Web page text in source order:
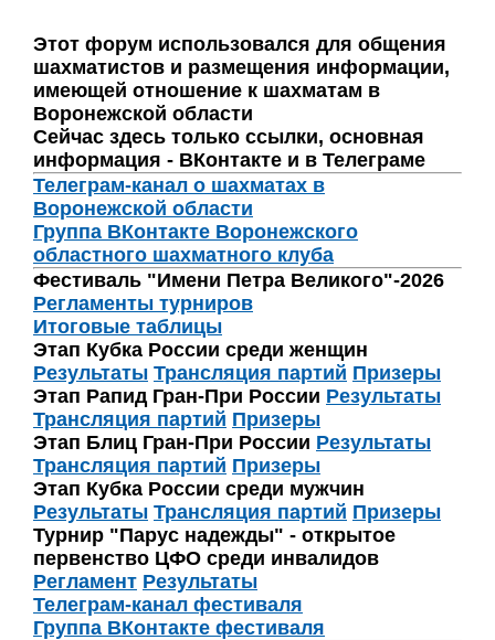
Этот форум использовался для общения
шахматистов и размещения информации,
имеющей отношение к шахматам в
Воронежской области
Сейчас здесь только ссылки, основная
информация - ВКонтакте и в Телеграме
Телеграм-канал о шахматах в
Воронежской области
Группа ВКонтакте Воронежского
областного шахматного клуба
Фестиваль "Имени Петра Великого"-2026
Регламенты турниров
Итоговые таблицы
Этап Кубка России среди женщин
Результаты Трансляция партий Призеры
Этап Рапид Гран-При России Результаты
Трансляция партий Призеры
Этап Блиц Гран-При России Результаты
Трансляция партий Призеры
Этап Кубка России среди мужчин
Результаты Трансляция партий Призеры
Турнир "Парус надежды" - открытое
первенство ЦФО среди инвалидов
Регламент Результаты
Телеграм-канал фестиваля
Группа ВКонтакте фестиваля